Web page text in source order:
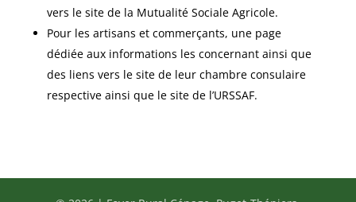
vers le site de la Mutualité Sociale Agricole.
Pour les artisans et commerçants, une page
dédiée aux informations les concernant ainsi que
des liens vers le site de leur chambre consulaire
respective ainsi que le site de l’URSSAF.